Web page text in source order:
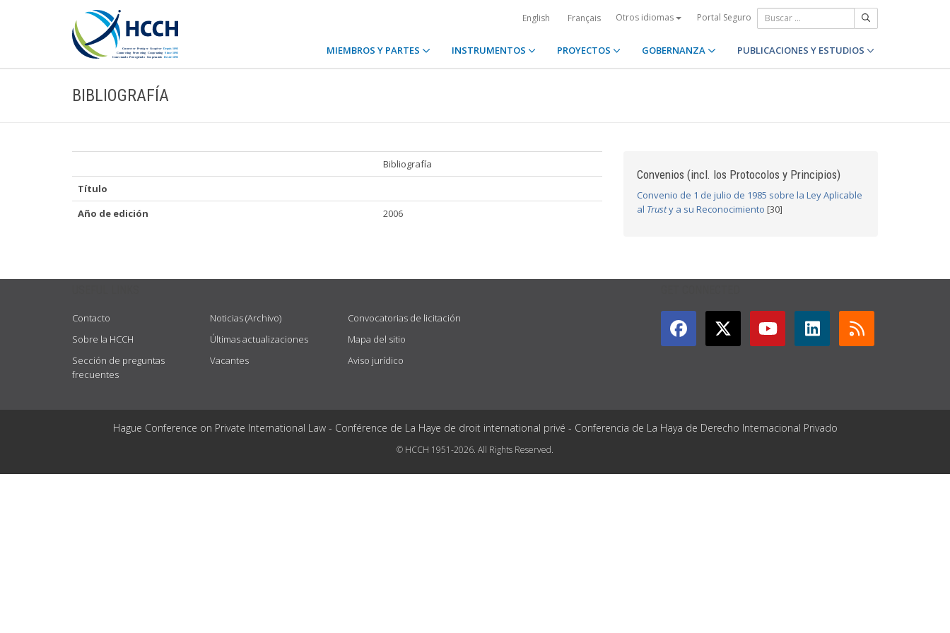
English Français Otros idiomas Portal Seguro
MIEMBROS Y PARTES INSTRUMENTOS PROYECTOS GOBERNANZA PUBLICACIONES Y ESTUDIOS
BIBLIOGRAFÍA
Bibliografía
Título
Año de edición
2006
Convenios (incl. los Protocolos y Principios)
Convenio de 1 de julio de 1985 sobre la Ley Aplicable
al Trusty a su Reconocimiento [30]
Contacto
Sobre la HCCH
Sección de preguntas
frecuentes
Noticias (Archivo)
Últimas actualizaciones
Vacantes
Convocatorias de licitación
Mapa del sitio
Aviso jurídico
Hague Conference on Private International Law - Conférence de La Haye de droit international privé - Conferencia de La Haya de Derecho Internacional Privado
© HCCH 1951-2026. All Rights Reserved.